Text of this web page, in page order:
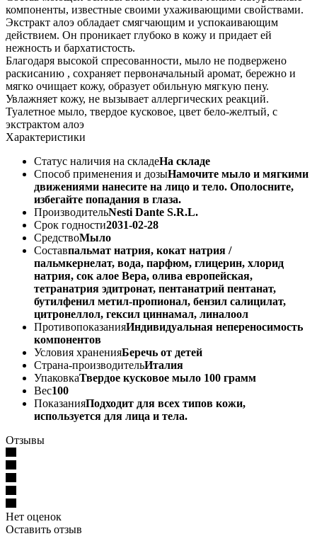
компоненты, известные своими ухаживающими свойствами.
Экстракт алоэ обладает смягчающим и успокаивающим
действием. Он проникает глубоко в кожу и придает ей
нежность и бархатистость.
Благодаря высокой спресованности, мыло не подвержено
раскисанию , сохраняет первоначальный аромат, бережно и
мягко очищает кожу, образует обильную мягкую пену.
Увлажняет кожу, не вызывает аллергических реакций.
Туалетное мыло, твердое кусковое, цвет бело-желтый, с
экстрактом алоэ
Характеристики
Статус наличия на складеНа складе
Способ применения и дозыНамочите мыло и мягкими
движениями нанесите на лицо и тело. Ополосните,
избегайте попадания в глаза.
ПроизводительNesti Dante S.R.L.
Срок годности2031-02-28
СредствоМыло
Составпальмат натрия, кокат натрия /
пальмкернелат, вода, парфюм, глицерин, хлорид
натрия, сок алое Вера, олива европейская,
тетранатрия эдитронат, пентанатрий пентанат,
бутилфенил метил-пропионал, бензил салицилат,
цитронеллол, гексил циннамал, линалоол
ПротивопоказанияИндивидуальная непереносимость
компонентов
Условия храненияБеречь от детей
Страна-производительИталия
УпаковкаТвердое кусковое мыло 100 грамм
Вес100
ПоказанияПодходит для всех типов кожи,
используется для лица и тела.
Отзывы
Нет оценок
Оставить отзыв